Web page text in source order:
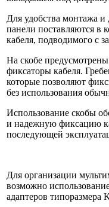
Для удобства монтажа
панели поставляются в
кабеля, подводимого с
На скобе
фиксаторы кабеля.
которые позволяют
без использования
Использование скобы
и надежную фиксацию
последующей
Для организации
возможно
адаптеров типоразмера